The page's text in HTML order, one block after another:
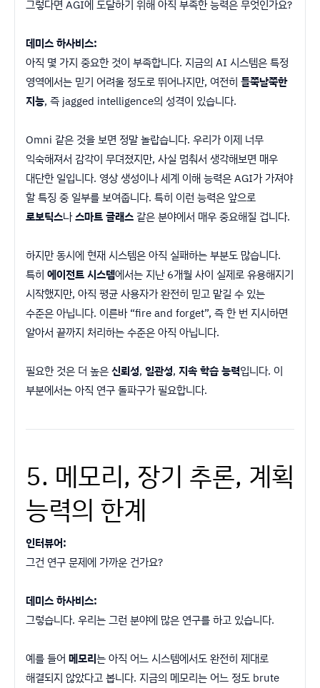
그렇다면 AGI에 도달하기 위해 아직 부족한 능력은 무엇인가요?
데미스 하사비스:
아직 몇 가지 중요한 것이 부족합니다. 지금의 AI 시스템은 특정
영역에서는 믿기 어려울 정도로 뛰어나지만, 여전히 들쭉날쭉한
지능, 즉 jagged intelligence의 성격이 있습니다.
Omni 같은 것을 보면 정말 놀랍습니다. 우리가 이제 너무
익숙해져서 감각이 무뎌졌지만, 사실 멈춰서 생각해보면 매우
대단한 일입니다. 영상 생성이나 세계 이해 능력은 AGI가 가져야
할 특징 중 일부를 보여줍니다. 특히 이런 능력은 앞으로
로보틱스나스마트 글래스 같은 분야에서 매우 중요해질 겁니다.
하지만 동시에 현재 시스템은 아직 실패하는 부분도 많습니다.
특히 에이전트 시스템에서는 지난 6개월 사이 실제로 유용해지기
시작했지만, 아직 평균 사용자가 완전히 믿고 맡길 수 있는
수준은 아닙니다. 이른바 “fire and forget”, 즉 한 번 지시하면
알아서 끝까지 처리하는 수준은 아직 아닙니다.
필요한 것은 더 높은신뢰성, 일관성, 지속 학습 능력입니다. 이
부분에서는 아직 연구 돌파구가 필요합니다.
5. 메모리, 장기 추론, 계획
능력의 한계
인터뷰어:
그건 연구 문제에 가까운 건가요?
데미스 하사비스:
그렇습니다. 우리는 그런 분야에 많은 연구를 하고 있습니다.
예를 들어 메모리는 아직 어느 시스템에서도 완전히 제대로
해결되지 않았다고 봅니다. 지금의 메모리는 어느 정도 brute